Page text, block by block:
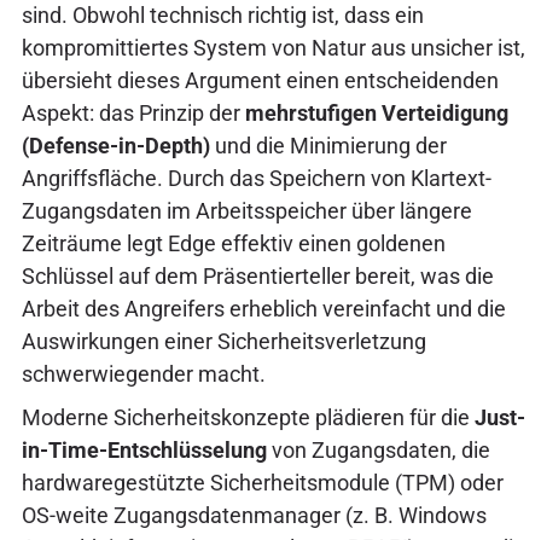
sind. Obwohl technisch richtig ist, dass ein
kompromittiertes System von Natur aus unsicher ist,
übersieht dieses Argument einen entscheidenden
Aspekt: das Prinzip der mehrstufigen Verteidigung
(Defense-in-Depth)und die Minimierung der
Angriffsfläche. Durch das Speichern von Klartext-
Zugangsdaten im Arbeitsspeicher über längere
Zeiträume legt Edge effektiv einen goldenen
Schlüssel auf dem Präsentierteller bereit, was die
Arbeit des Angreifers erheblich vereinfacht und die
Auswirkungen einer Sicherheitsverletzung
schwerwiegender macht.
Moderne Sicherheitskonzepte plädieren für die Just-
in-Time-Entschlüsselungvon Zugangsdaten, die
hardwaregestützte Sicherheitsmodule (TPM) oder
OS-weite Zugangsdatenmanager (z. B. Windows